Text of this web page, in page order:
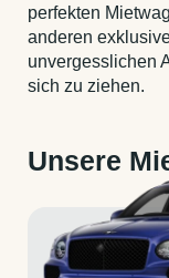
perfekten
anderen
unvergesslichen
sich zu ziehen.
Unsere